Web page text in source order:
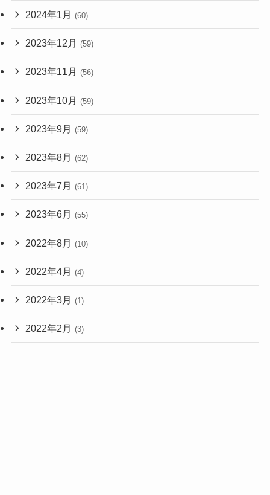
2024年1月 (60)
2023年12月 (59)
2023年11月 (56)
2023年10月 (59)
2023年9月 (59)
2023年8月 (62)
2023年7月 (61)
2023年6月 (55)
2022年8月 (10)
2022年4月 (4)
2022年3月 (1)
2022年2月 (3)